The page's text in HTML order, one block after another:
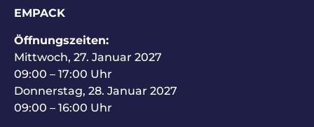
EMPACK
Öffnungszeiten:
Mittwoch, 27. Januar 2027
09:00 – 17:00 Uhr
Donnerstag, 28. Januar 2027
09:00 – 16:00 Uhr